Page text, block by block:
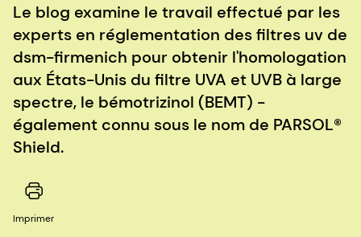
Le blog examine le travail effectué par les
experts en réglementation des filtres uv de
dsm-firmenich pour obtenir l'homologation
aux États-Unis du filtre UVA et UVB à large
spectre, le bémotrizinol (BEMT) -
également connu sous le nom de PARSOL®
Shield.
Imprimer